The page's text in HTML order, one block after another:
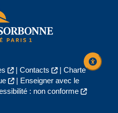
| Contacts | Charte
|
Enseigner avec le
: non conforme